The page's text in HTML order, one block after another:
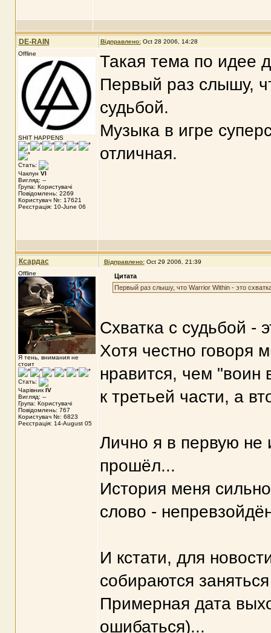
DE-RAIN Відправлено: Oct 28 2006, 14:28
Offline
SHIT HAPPENS
Стать:
Чаклун VI
Вигляд: --
Група: Користувачі
Повідомлень: 2269
Користувач №: 17621
Реєстрація: 10-June 06
Такая тема по идее
Первый раз слышу,
судьбой.
Музыка в игре
отличная.
Ксардас Відправлено: Oct 29 2006, 21:39
Offline
Я тень, внимания не
стоит
Стать:
Чарівник IV
Вигляд: --
Група: Користувачі
Повідомлень: 767
Користувач №: 6823
Реєстрація: 14-August 05
Цитата
Первый раз слышу, что Warrior Within - это
Схватка с судьбой -
Хотя честно говоря
нравится, чем "воин
к третьей части, а
Лично я в первую не
прошёл...
История меня
слово -
И кстати, для
собираются
Примерная дата
ошибаться)...